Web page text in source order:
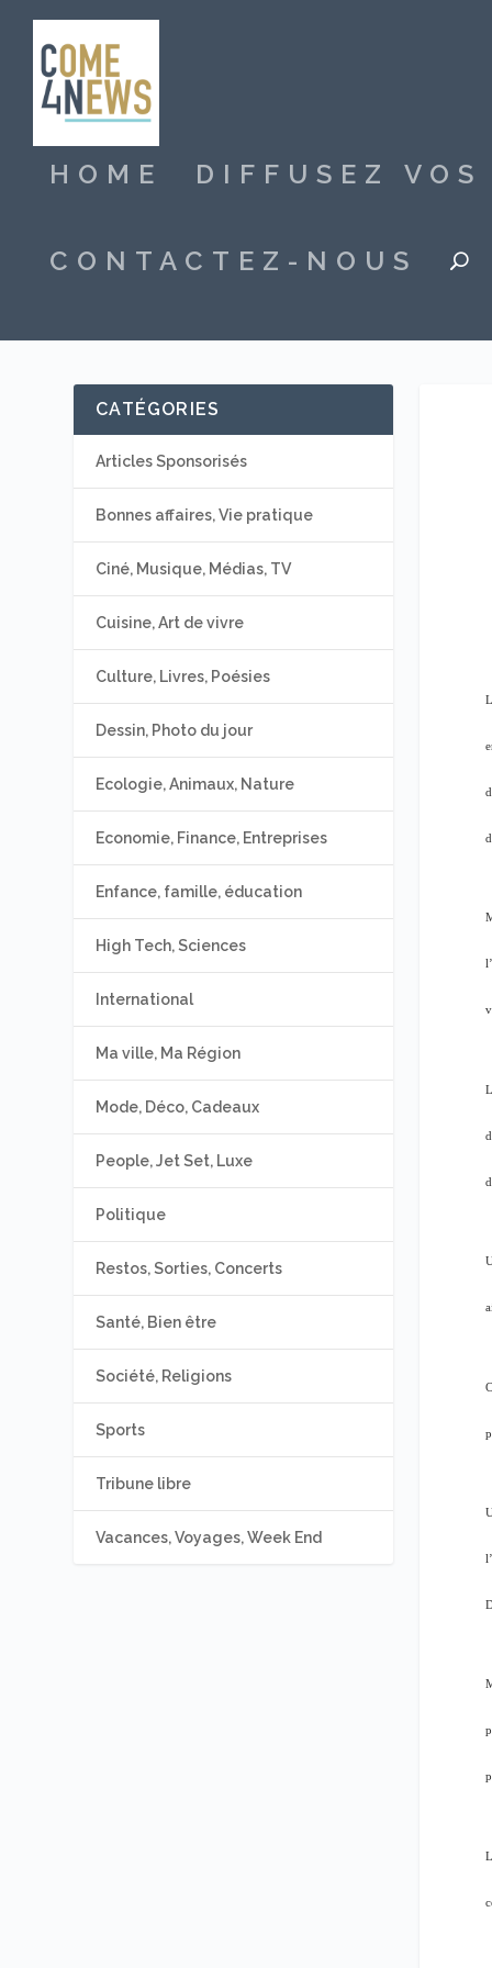
HOME DIFFUSEZ VOS
CONTACTEZ-NOUS
CATÉGORIES
Articles Sponsorisés
Bonnes affaires, Vie pratique
Ciné, Musique, Médias, TV
Cuisine, Art de vivre
Culture, Livres, Poésies
Dessin, Photo du jour
Ecologie, Animaux, Nature
Economie, Finance, Entreprises
Enfance, famille, éducation
High Tech, Sciences
International
Ma ville, Ma Région
Mode, Déco, Cadeaux
People, Jet Set, Luxe
Politique
Restos, Sorties, Concerts
Santé, Bien être
Société, Religions
Sports
Tribune libre
Vacances, Voyages, Week End